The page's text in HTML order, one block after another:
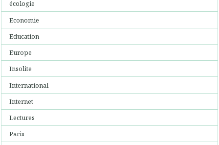
écologie
Economie
Education
Europe
Insolite
International
Internet
Lectures
Paris